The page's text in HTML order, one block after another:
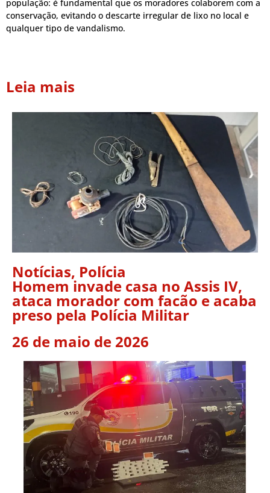
população: é fundamental que os moradores colaborem com a
conservação, evitando o descarte irregular de lixo no local e
qualquer tipo de vandalismo.
Leia mais
Notícias, Polícia
Homem invade casa no Assis IV,
ataca morador com facão e acaba
preso pela Polícia Militar
26 de maio de 2026